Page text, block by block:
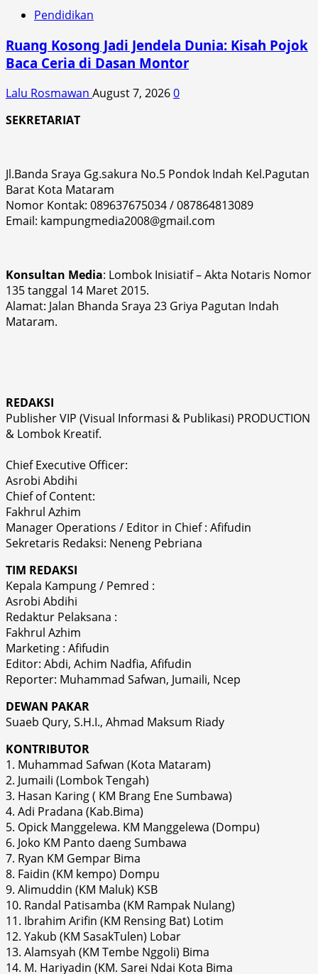
Pendidikan
Ruang Kosong Jadi Jendela Dunia: Kisah Pojok
Baca Ceria di Dasan Montor
Lalu Rosmawan August 7, 20260
SEKRETARIAT
Jl.Banda Sraya Gg.sakura No.5 Pondok Indah Kel.Pagutan
Barat Kota Mataram
Nomor Kontak: 089637675034 / 087864813089
Email: kampungmedia2008@gmail.com
Konsultan Media: Lombok Inisiatif – Akta Notaris Nomor
135 tanggal 14 Maret 2015.
Alamat: Jalan Bhanda Sraya 23 Griya Pagutan Indah
Mataram.
REDAKSI
Publisher VIP (Visual Informasi & Publikasi) PRODUCTION
& Lombok Kreatif.
Chief Executive Officer:
Asrobi Abdihi
Chief of Content:
Fakhrul Azhim
Manager Operations / Editor in Chief : Afifudin
Sekretaris Redaksi: Neneng Pebriana
TIM REDAKSI
Kepala Kampung / Pemred :
Asrobi Abdihi
Redaktur Pelaksana :
Fakhrul Azhim
Marketing : Afifudin
Editor: Abdi, Achim Nadfia, Afifudin
Reporter: Muhammad Safwan, Jumaili, Ncep
DEWAN PAKAR
Suaeb Qury, S.H.I., Ahmad Maksum Riady
KONTRIBUTOR
1. Muhammad Safwan (Kota Mataram)
2. Jumaili (Lombok Tengah)
3. Hasan Karing ( KM Brang Ene Sumbawa)
4. Adi Pradana (Kab.Bima)
5. Opick Manggelewa. KM Manggelewa (Dompu)
6. Joko KM Panto daeng Sumbawa
7. Ryan KM Gempar Bima
8. Faidin (KM kempo) Dompu
9. Alimuddin (KM Maluk) KSB
10. Randal Patisamba (KM Rampak Nulang)
11. Ibrahim Arifin (KM Rensing Bat) Lotim
12. Yakub (KM SasakTulen) Lobar
13. Alamsyah (KM Tembe Nggoli) Bima
14. M. Hariyadin (KM. Sarei Ndai Kota Bima